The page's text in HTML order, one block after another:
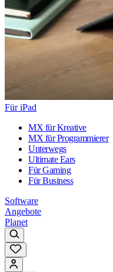
Für iPad
MX für Kreative
MX für Programmierer
Unterwegs
Ultimate Ears
Für Gaming
Für Business
Software
Angebote
Planet